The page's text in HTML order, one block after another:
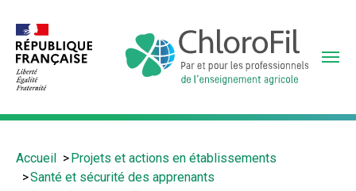
contenu
principal
Vous
êtes
Accueil
Projets et actions en établissements
Santé et sécurité des apprenants